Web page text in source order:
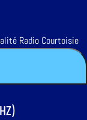
Radio Courtoisie